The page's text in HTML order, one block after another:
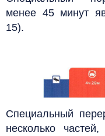
менее 45 минут
15).
Специальный
несколько